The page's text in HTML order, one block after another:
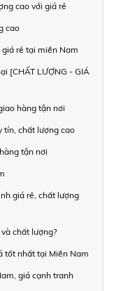
cao với giá rẻ
cao
rẻ tại miền Nam
[CHẤT LƯỢNG - GIÁ
hàng tận nơi
tín, chất lượng cao
tận nơi
giá rẻ, chất lượng
chất lượng?
tốt nhất tại Miền Nam
giá cạnh tranh